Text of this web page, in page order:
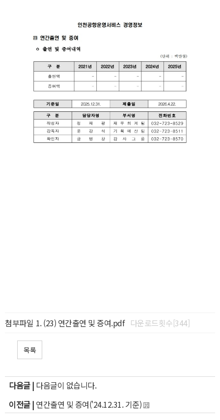
첨부파일 (23) 연간출연 및 증여.pdf 다운로드횟수[344]
목록
다음글 | 다음글이 없습니다.
이전글 | 연간출연 및 증여('24.12.31. 기준)